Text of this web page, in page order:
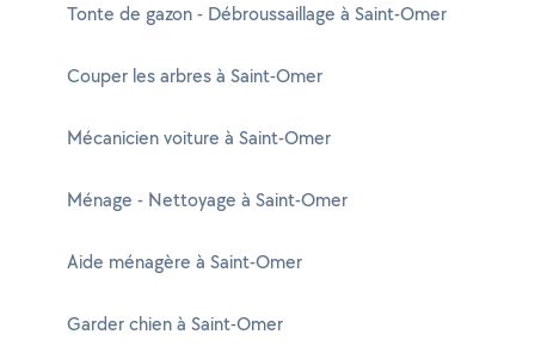
Tonte de gazon - Débroussaillage à Saint-Omer
Couper les arbres à Saint-Omer
Mécanicien voiture à Saint-Omer
Ménage - Nettoyage à Saint-Omer
Aide ménagère à Saint-Omer
Garder chien à Saint-Omer